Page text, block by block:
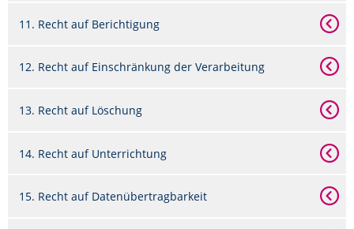
11. Recht auf Berichtigung
12. Recht auf Einschränkung der Verarbeitung
13. Recht auf Löschung
14. Recht auf Unterrichtung
15. Recht auf Datenübertragbarkeit